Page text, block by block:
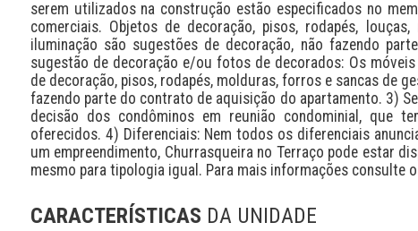
serem utilizados na construção estão especificados no
comerciais. Objetos de decoração, pisos, rodapés,
iluminação são sugestões de decoração, não fazendo
sugestão de decoração e/ou fotos de decorados: Os
de decoração, pisos, rodapés, molduras, forros e sancas de
fazendo parte do contrato de aquisição do apartamento. 3)
decisão dos condôminos em reunião condominial, que
oferecidos. 4) Diferenciais: Nem todos os diferenciais
um empreendimento, Churrasqueira no Terraço pode estar
mesmo para tipologia igual. Para mais informações
CARACTERÍSTICAS DA UNIDADE